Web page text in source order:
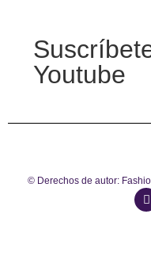
Youtube
© Derechos de autor: